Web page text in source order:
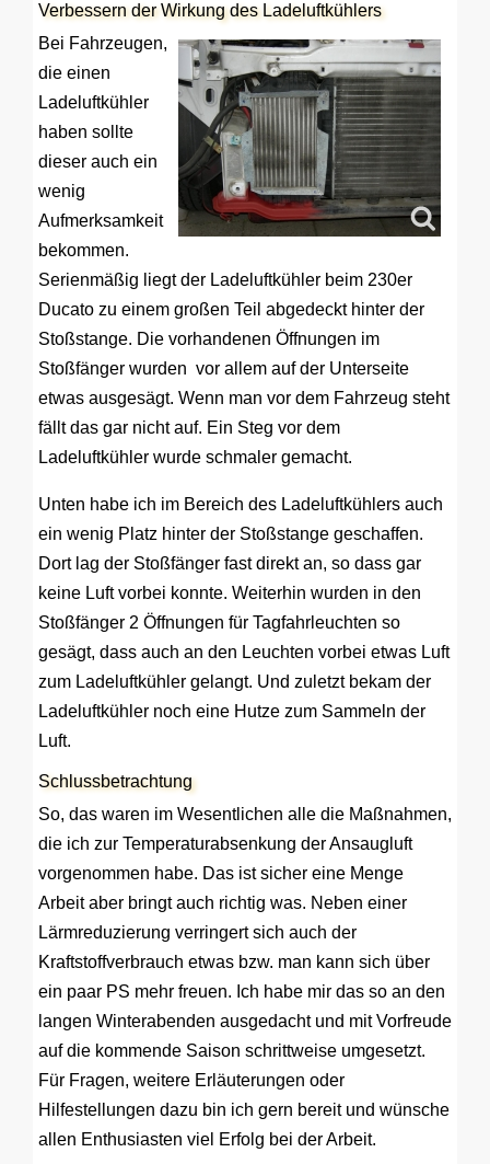
Verbessern der Wirkung des Ladeluftkühlers
Bei Fahrzeugen,
die einen
Ladeluftkühler
haben sollte
dieser auch ein
wenig
Aufmerksamkeit
bekommen.
Serienmäßig liegt der Ladeluftkühler beim 230er
Ducato zu einem großen Teil abgedeckt hinter der
Stoßstange. Die vorhandenen Öffnungen im
Stoßfänger wurden vor allem auf der Unterseite
etwas ausgesägt. Wenn man vor dem Fahrzeug steht
fällt das gar nicht auf. Ein Steg vor dem
Ladeluftkühler wurde schmaler gemacht.
Unten habe ich im Bereich des Ladeluftkühlers auch
ein wenig Platz hinter der Stoßstange geschaffen.
Dort lag der Stoßfänger fast direkt an, so dass gar
keine Luft vorbei konnte. Weiterhin wurden in den
Stoßfänger 2 Öffnungen für Tagfahrleuchten so
gesägt, dass auch an den Leuchten vorbei etwas Luft
zum Ladeluftkühler gelangt. Und zuletzt bekam der
Ladeluftkühler noch eine Hutze zum Sammeln der
Luft.
Schlussbetrachtung
So, das waren im Wesentlichen alle die Maßnahmen,
die ich zur Temperaturabsenkung der Ansaugluft
vorgenommen habe. Das ist sicher eine Menge
Arbeit aber bringt auch richtig was. Neben einer
Lärmreduzierung verringert sich auch der
Kraftstoffverbrauch etwas bzw. man kann sich über
ein paar PS mehr freuen. Ich habe mir das so an den
langen Winterabenden ausgedacht und mit Vorfreude
auf die kommende Saison schrittweise umgesetzt.
Für Fragen, weitere Erläuterungen oder
Hilfestellungen dazu bin ich gern bereit und wünsche
allen Enthusiasten viel Erfolg bei der Arbeit.